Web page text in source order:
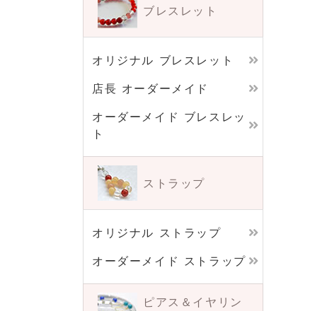
ブレスレット
オリジナル ブレスレット
店長 オーダーメイド
オーダーメイド ブレスレッ
ト
ストラップ
オリジナル ストラップ
オーダーメイド ストラップ
ピアス＆イヤリン